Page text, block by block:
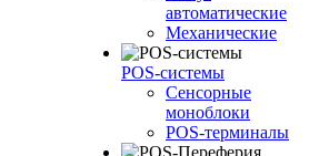
автоматические
Механические
POS-системы
Сенсорные
моноблоки
POS-терминалы